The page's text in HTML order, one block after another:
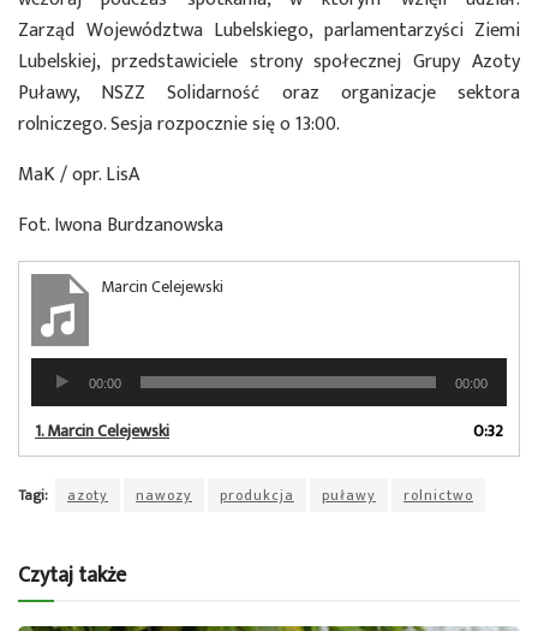
Zarząd Województwa Lubelskiego, parlamentarzyści Ziemi
Lubelskiej, przedstawiciele strony społecznej Grupy Azoty
Puławy, NSZZ Solidarność oraz organizacje sektora
rolniczego. Sesja rozpocznie się o 13:00.
MaK / opr. LisA
Fot. Iwona Burdzanowska
Marcin Celejewski
Odtwarzacz
plików
dźwiękowych
00:00 00:00
1.Marcin Celejewski 0:32
Tagi: azoty nawozy produkcja puławy rolnictwo
Czytaj także